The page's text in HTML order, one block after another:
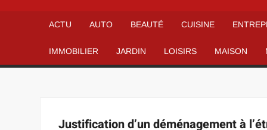
ACTU AUTO BEAUTÉ CUISINE
IMMOBILIER JARDIN LOISIRS MAISON
Justification d’un déménagement à